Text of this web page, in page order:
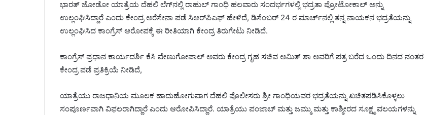
ಭಾರತ್ ಜೋಡೋ ಯಾತ್ರೆಯ ದೆಹಲಿ ಲೆಗ್‌ನಲ್ಲಿ ರಾಹುಲ್ ಗಾಂಧಿ ಹಲವಾರು ಸಂದರ್ಭಗಳಲ್ಲಿ ಭದ್ರತಾ ಪ್ರೋಟೋಕಾಲ್ ಅನ್ನು
ಉಲ್ಲಂಘಿಸಿದ್ದಾರೆ ಎಂದು ಕೇಂದ್ರ ಅರೆಸೇನಾ ಪಡೆ ಸಿಆರ್‌ಪಿಎಫ್ ಹೇಳಿದೆ, ಡಿಸೆಂಬರ್ 24 ರ ಮಾರ್ಚ್‌ನಲ್ಲಿ ತನ್ನ ನಾಯಕನ ಭದ್ರತೆಯನ್ನು
ಉಲ್ಲಂಘಿಸಿದ ಕಾಂಗ್ರೆಸ್ ಆರೋಪಕ್ಕೆ ಈ ರೀತಿಯಾಗಿ ಕೇಂದ್ರ ತಿರುಗೇಟು ನೀಡಿದೆ.
ಕಾಂಗ್ರೆಸ್ ಪ್ರಧಾನ ಕಾರ್ಯದರ್ಶಿ ಕೆಸಿ ವೇಣುಗೋಪಾಲ್ ಅವರು ಕೇಂದ್ರ ಗೃಹ ಸಚಿವ ಅಮಿತ್ ಶಾ ಅವರಿಗೆ ಪತ್ರ ಬರೆದ ಒಂದು ದಿನದ ನಂತರ
ಕೇಂದ್ರ ಪಡೆ ಪ್ರತಿಕ್ರಿಯೆ ನೀಡಿದೆ,
ಯಾತ್ರೆಯು ರಾಜಧಾನಿಯ ಮೂಲಕ ಹಾದುಹೋಗುವಾಗ ದೆಹಲಿ ಪೊಲೀಸರು ಶ್ರೀ ಗಾಂಧಿಯವರ ಭದ್ರತೆಯನ್ನು ಖಚಿತಪಡಿಸಿಕೊಳ್ಳಲು
ಸಂಪೂರ್ಣವಾಗಿ ವಿಫಲರಾಗಿದ್ದಾರೆ ಎಂದು ಆರೋಪಿಸಿದ್ದಾರೆ. ಯಾತ್ರೆಯು ಪಂಜಾಬ್ ಮತ್ತು ಜಮ್ಮು ಮತ್ತು ಕಾಶ್ಮೀರದ ಸೂಕ್ಷ್ಮ ವಲಯಗಳನ್ನು